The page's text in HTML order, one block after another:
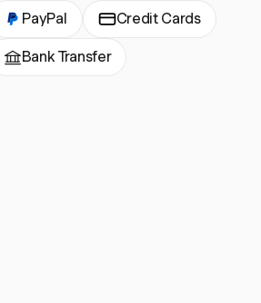
PayPal Credit Cards
Bank Transfer